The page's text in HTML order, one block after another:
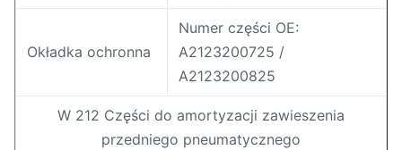
Okładka ochronna
Numer części OE:
A2123200725 /
A2123200825
W 212 Części do amortyzacji zawieszenia
przedniego pneumatycznego